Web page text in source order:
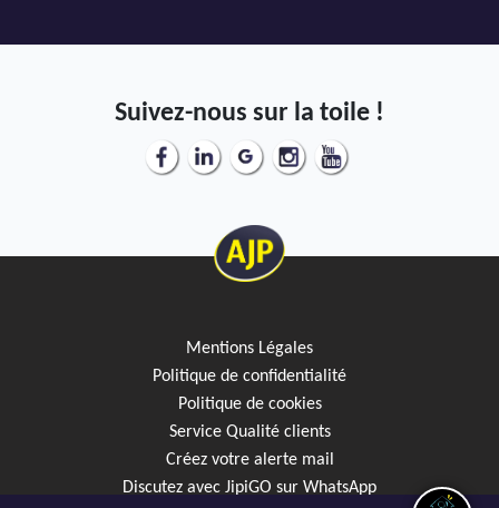
Suivez-nous sur la toile !
Mentions Légales
Politique de confidentialité
Politique de cookies
Service Qualité clients
Créez votre alerte mail
Discutez avec JipiGO sur WhatsApp